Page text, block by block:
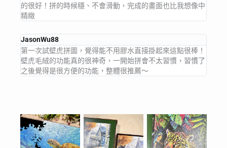
的很好！拼的時候穩、不會滑動，完成的畫面也比我想像中
精緻
JasonWu88
第一次試壁虎拼圖，覺得能不用膠水直接掛起來這點很棒！
壁虎毛絨的功能真的很神奇，一開始拼會不太習慣，習慣了
之後覺得是很方便的功能，整體很推薦～